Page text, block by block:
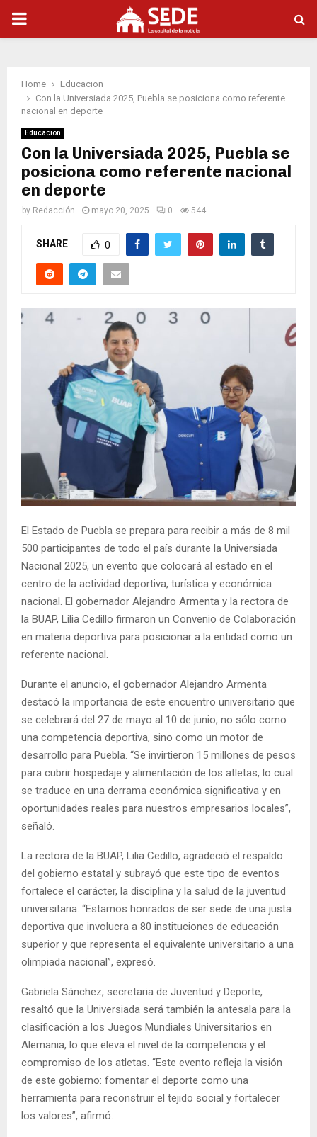
PRIMARY
Home
Educacion
Con la Universiada 2025, Puebla se posiciona como referente
nacional en deporte
Educacion
Con la Universiada 2025, Puebla se
posiciona como referente nacional
en deporte
by Redacción mayo 20, 2025 0 544
SHARE 0
El Estado de Puebla se prepara para recibir a más de 8 mil
500 participantes de todo el país durante la Universiada
Nacional 2025, un evento que colocará al estado en el
centro de la actividad deportiva, turística y económica
nacional. El gobernador Alejandro Armenta y la rectora de
la BUAP, Lilia Cedillo firmaron un Convenio de Colaboración
en materia deportiva para posicionar a la entidad como un
referente nacional.
Durante el anuncio, el gobernador Alejandro Armenta
destacó la importancia de este encuentro universitario que
se celebrará del 27 de mayo al 10 de junio, no sólo como
una competencia deportiva, sino como un motor de
desarrollo para Puebla. “Se invirtieron 15 millones de pesos
para cubrir hospedaje y alimentación de los atletas, lo cual
se traduce en una derrama económica significativa y en
oportunidades reales para nuestros empresarios locales”,
señaló.
La rectora de la BUAP, Lilia Cedillo, agradeció el respaldo
del gobierno estatal y subrayó que este tipo de eventos
fortalece el carácter, la disciplina y la salud de la juventud
universitaria. “Estamos honrados de ser sede de una justa
deportiva que involucra a 80 instituciones de educación
superior y que representa el equivalente universitario a una
olimpiada nacional”, expresó.
Gabriela Sánchez, secretaria de Juventud y Deporte,
resaltó que la Universiada será también la antesala para la
clasificación a los Juegos Mundiales Universitarios en
Alemania, lo que eleva el nivel de la competencia y el
compromiso de los atletas. “Este evento refleja la visión
de este gobierno: fomentar el deporte como una
herramienta para reconstruir el tejido social y fortalecer
los valores”, afirmó.